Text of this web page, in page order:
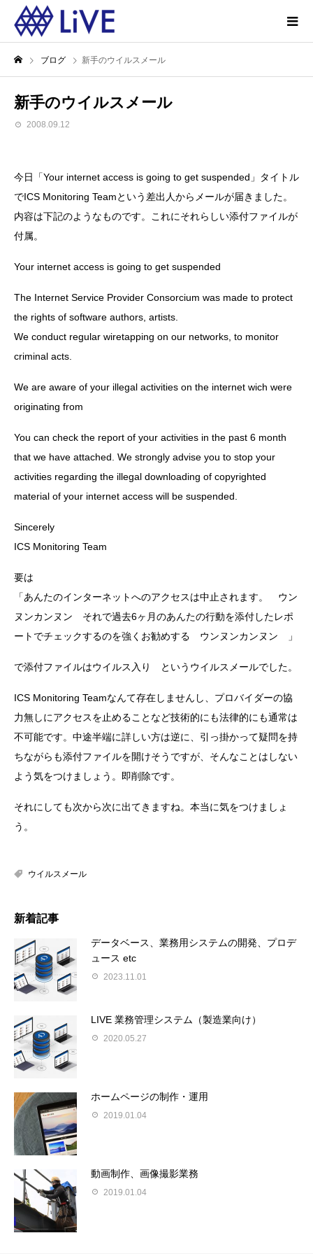
ブログ 新手のウイルスメール
新手のウイルスメール
2008.09.12
今日「Your internet access is going to get suspended」タイトル
でICS Monitoring Teamという差出人からメールが届きました。
内容は下記のようなものです。これにそれらしい添付ファイルが
付属。
Your internet access is going to get suspended
The Internet Service Provider Consorcium was made to protect
the rights of software authors, artists.
We conduct regular wiretapping on our networks, to monitor
criminal acts.
We are aware of your illegal activities on the internet wich were
originating from
You can check the report of your activities in the past 6 month
that we have attached. We strongly advise you to stop your
activities regarding the illegal downloading of copyrighted
material of your internet access will be suspended.
Sincerely
ICS Monitoring Team
要は
「あんたのインターネットへのアクセスは中止されます。 ウン
ヌンカンヌン それで過去6ヶ月のあんたの行動を添付したレポ
ートでチェックするのを強くお勧めする ウンヌンカンヌン 」
で添付ファイルはウイルス入り というウイルスメールでした。
ICS Monitoring Teamなんて存在しませんし、プロバイダーの協
力無しにアクセスを止めることなど技術的にも法律的にも通常は
不可能です。中途半端に詳しい方は逆に、引っ掛かって疑問を持
ちながらも添付ファイルを開けそうですが、そんなことはしない
よう気をつけましょう。即削除です。
それにしても次から次に出てきますね。本当に気をつけましょ
う。
ウイルスメール
新着記事
データベース、業務用システムの開発、プロデ
ュース etc
2023.11.01
LIVE 業務管理システム（製造業向け）
2020.05.27
ホームページの制作・運用
2019.01.04
動画制作、画像撮影業務
2019.01.04